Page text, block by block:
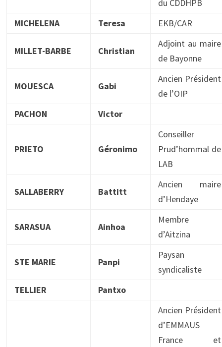
du CDDHPB
MICHELENA
Teresa EKB/CAR
MILLET-BARBE Christian
Adjoint au maire
de Bayonne
MOUESCA Gabi
Ancien Président
de l’OIP
PACHON
Victor
PRIETO Géronimo
Conseiller
Prud’hommal de
LAB
SALLABERRY Battitt
Ancien maire
d’Hendaye
SARASUA Ainhoa
Membre
d’Aitzina
STE MARIE Panpi
Paysan
syndicaliste
TELLIER
Pantxo
Ancien Président
d’EMMAUS
France et